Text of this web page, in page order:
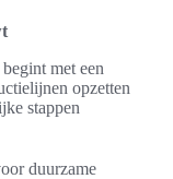
begint met een
opzetten
stappen
duurzame